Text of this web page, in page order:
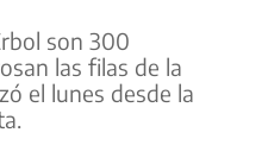
son 300
las filas de la
el lunes desde la